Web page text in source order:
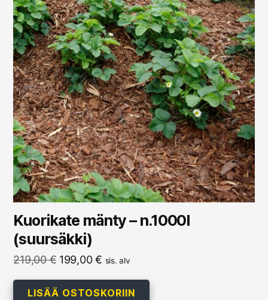
Kuorikate mänty – n.1000l
(suursäkki)
219,00€ Alkuperäinen
oli:
199,00€Nykyinen
on:
sis. alv
LISÄÄ OSTOSKORIIN